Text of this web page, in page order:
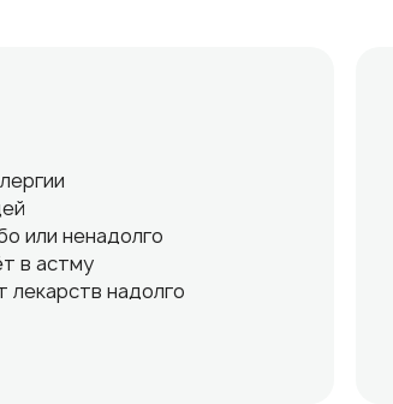
или ненадолго
в астму
лекарств надолго